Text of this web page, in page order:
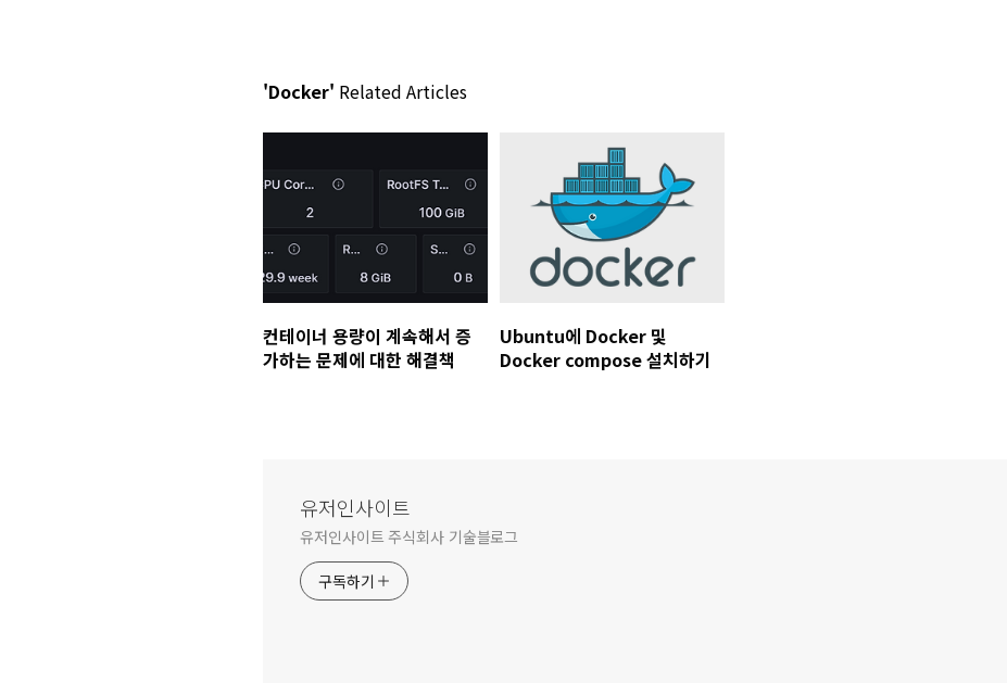
'Docker' Related Articles
컨테이너 용량이 계속해서 증
가하는 문제에 대한 해결책
Ubuntu에 Docker 및
Docker compose 설치하기
유저인사이트
유저인사이트 주식회사 기술블로그
구독하기